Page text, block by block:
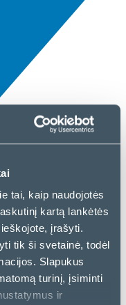
tai, kaip naudojotės
kartą lankėtės
įrašyti.
tik ši svetainė, todėl
Slapukus
turinį, įsiminti
ir